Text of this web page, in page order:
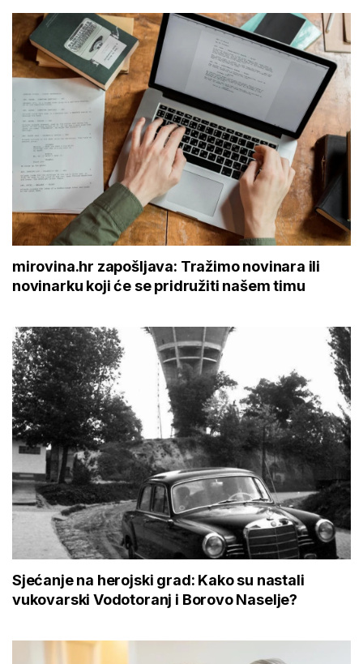
mirovina.hr zapošljava: Tražimo novinara ili
novinarku koji će se pridružiti našem timu
Sjećanje na herojski grad: Kako su nastali
vukovarski Vodotoranj i Borovo Naselje?